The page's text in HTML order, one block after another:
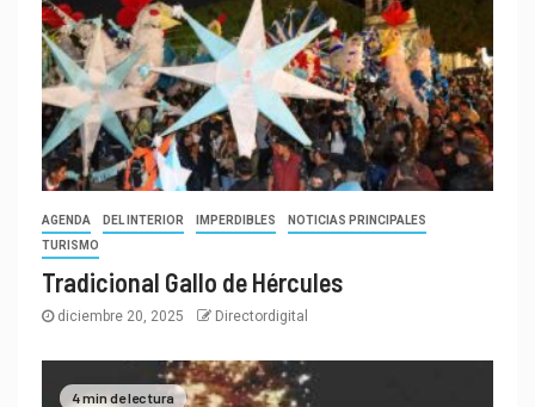
AGENDA DEL INTERIOR IMPERDIBLES
NOTICIAS PRINCIPALES
TURISMO
Tradicional Gallo de Hércules
diciembre 20, 2025 Directordigital
4 min de lectura